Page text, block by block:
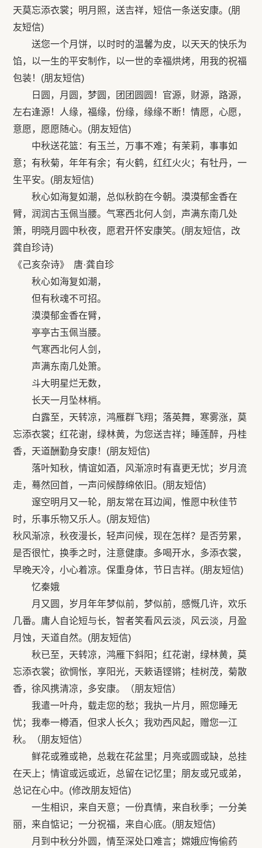
天莫忘添衣裳；明月照，送吉祥，短信一条送安康。(朋
友短信)
送您一个月饼，以时时的温馨为皮，以天天的快乐为
馅，以一生的平安制作，以一世的幸福烘烤，用我的祝福
包装！(朋友短信)
日圆，月圆，梦圆，团团圆圆！官源，财源，路源，
左右逢源！人缘，福缘，份缘，缘缘不断！情愿，心愿，
意愿，愿愿随心。(朋友短信)
中秋送花篮：有玉兰，万事不难；有茉莉，事事如
意；有秋菊，年年有余；有火鹤，红红火火；有牡丹，一
生平安。(朋友短信)
秋心如海复如潮，总似秋韵在今朝。漠漠郁金香在
臂，润润古玉佩当腰。气寒西北何人剑，声满东南几处
箫，明晓月圆中秋夜，愿君开怀安康笑。(朋友短信，改
龚自珍诗)
《己亥杂诗》 唐·龚自珍
秋心如海复如潮，
但有秋魂不可招。
漠漠郁金香在臂，
亭亭古玉佩当腰。
气寒西北何人剑，
声满东南几处箫。
斗大明星烂无数，
长天一月坠林梢。
白露至，天转凉，鸿雁群飞翔；落英舞，寒雾涨，莫
忘添衣裳；红花谢，绿林黄，为您送吉祥；睡莲醉，丹桂
香，天道酬勤身安康！(朋友短信)
落叶知秋，情谊如酒，风渐凉时有喜更无忧；岁月流
走，蓦然回首，一声问候醇绵依旧。(朋友短信)
邃空明月又一轮，朋友常在耳边闻，惟愿中秋佳节
时，乐事乐物又乐人。(朋友短信)
秋风渐凉，秋夜漫长，轻声问候，现在怎样？是否劳累，
是否很忙，换季之时，注意健康。多喝开水，多添衣裳，
早晚天冷，小心着凉。保重身体，节日吉祥。(朋友短信)
忆秦娥
月又圆，岁月年年梦似前，梦似前，感慨几许，欢乐
几番。庸人自论短与长，智者笑看风云淡，风云淡，月盈
月蚀，天道自然。(朋友短信)
秋已至，天转凉，鸿雁下斜阳；红花谢，绿林黄，莫
忘添衣裳；欲惆怅，享阳光，天簌语铿锵；桂树茂，菊散
香，徐风携清凉，多安康。（朋友短信）
我遣一叶舟，载走您的愁；我执一片月，照您睡无
忧；我奉一樽酒，但求人长久；我劝西风起，赠您一江
秋。（朋友短信）
鲜花或雅或艳，总栽在花盆里；月亮或圆或缺，总挂
在天上；情谊或远或近，总留在记忆里；朋友或兄或弟，
总记在心中。(修改朋友短信)
一生相识，来自天意；一份真情，来自秋季；一分美
丽，来自惦记；一分祝福，来自心底。(朋友短信)
月到中秋分外圆，情至深处口难言；嫦娥应悔偷药